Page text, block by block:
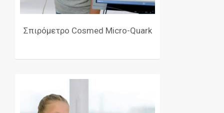
Σπιρόμετρο Cosmed Micro-Quark